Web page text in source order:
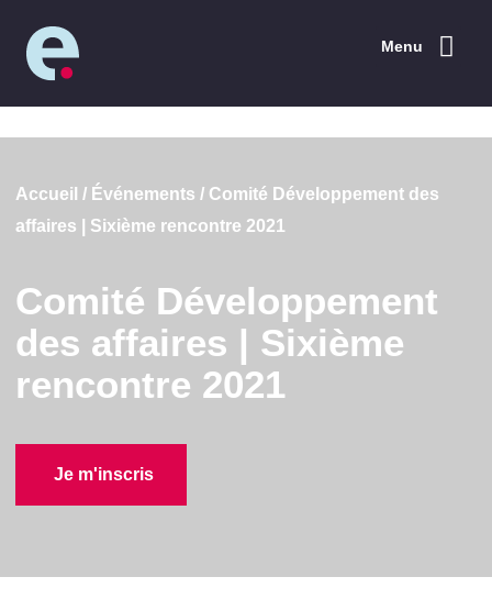
Menu
Accueil / Événements / Comité Développement des
affaires | Sixième rencontre 2021
Comité Développement
des affaires | Sixième
rencontre 2021
Je m'inscris